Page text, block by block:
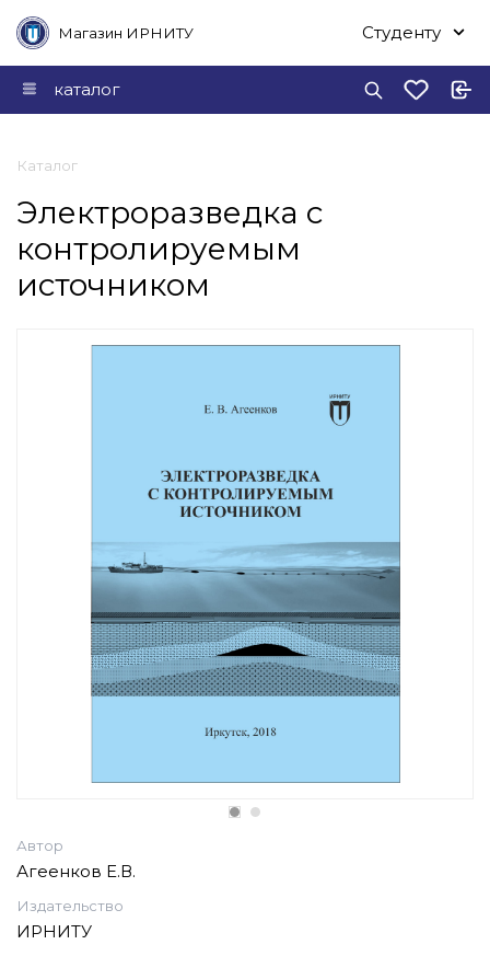
Магазин ИРНИТУ Студенту
каталог
Каталог
Электроразведка с
контролируемым
источником
Автор
Агеенков Е.В.
Издательство
ИРНИТУ